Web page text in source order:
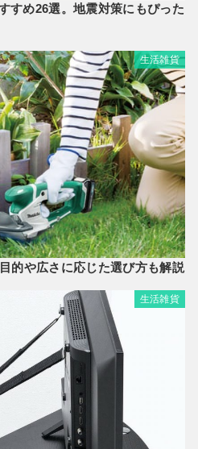
すめ26選。地震対策にもぴった
生活雑貨
的や広さに応じた選び方も解説
生活雑貨